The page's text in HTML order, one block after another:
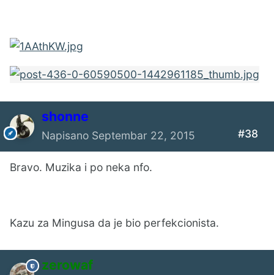
shonne
Napisano Septembar 22, 2015 #38
Bravo. Muzika i po neka nfo.
Kazu za Mingusa da je bio perfekcionista.
zerowaf